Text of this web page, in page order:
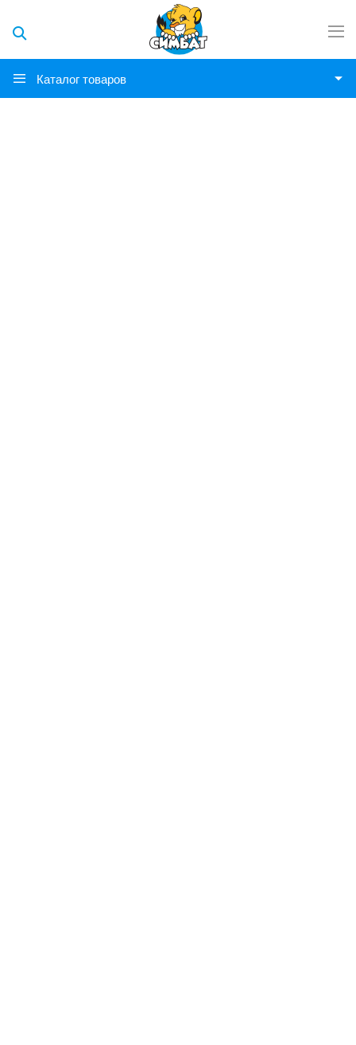
Каталог товаров